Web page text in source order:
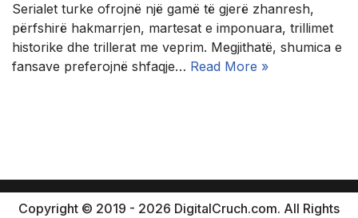
Serialet turke ofrojnë një gamë të gjerë zhanresh,
përfshirë hakmarrjen, martesat e imponuara, trillimet
historike dhe trillerat me veprim. Megjithatë, shumica e
fansave preferojnë shfaqje… Read More »
Copyright © 2019 - 2026 DigitalCruch.com. All Rights